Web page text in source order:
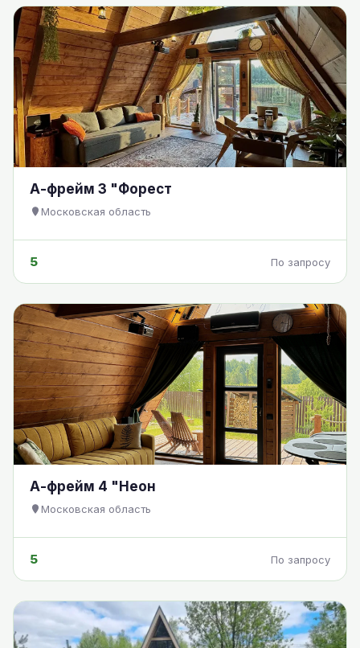
А-фрейм 3 "Форест
Московская область
5 По запросу
А-фрейм 4 "Неон
Московская область
5 По запросу